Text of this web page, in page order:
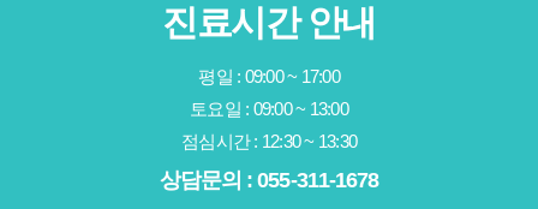
련된 뜻깊은 시간이었습니다.1부
<가족교육>교육에서는 정신질환
에 대한 이해, 치료 과정과 지속
적인 치료의 중요성, 재발을 예방
하기 위한 방법,그리고 가족의 역
할과 효과적인 의사소통 방법에
대해 함께 알아보았습니다.특히
간에는 시원한 바다를 떠올리게
하는 ‘수채화 물고기 그리기’ 활동
이 진행되었습니다.하얀 도화지
음에는 “잘 그릴 수 있을까요?”
하시던 회원분들도 막상 연필을
진료시간 안내
평일 : 09:00 ~ 17:00
토요일 : 09:00 ~ 13:00
점심시간 : 12:30 ~ 13:30
상담문의 : 055-311-1678